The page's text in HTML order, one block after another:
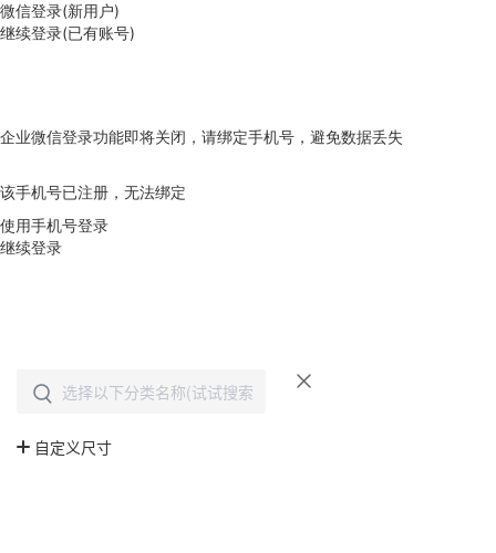
微信登录(新用户)
继续登录(已有账号)
企业微信登录功能即将关闭，请绑定手机号，避免数据丢失
该手机号已注册，无法绑定
使用手机号登录
继续登录